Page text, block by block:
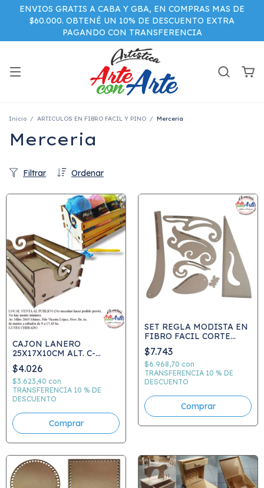
ENVIOS GRATIS A CABA Y GBA, EN COMPRAS MAS DE
$60.000. OBTENÉ UN 10% DE DESCUENTO EXTRA
PAGANDO CON TRANSFERENCIA
Inicio / ARTICULOS EN FIBRO FACIL Y PINO / Merceria
Merceria
Ordenar
Filtrar
CAJON LANERO
25X17X10CM ALT. C-
LASER
$4.026
$3.623,40 con
TRANSFERENCIA 10 % DE
DESCUENTO
SET REGLA MODISTA EN
FIBRO FACIL CORTE
LASER
$7.743
$6.968,70 con
TRANSFERENCIA 10 % DE
DESCUENTO